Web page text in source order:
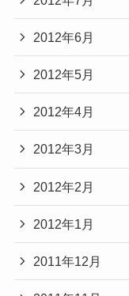
2012年6月
2012年5月
2012年4月
2012年3月
2012年2月
2012年1月
2011年12月